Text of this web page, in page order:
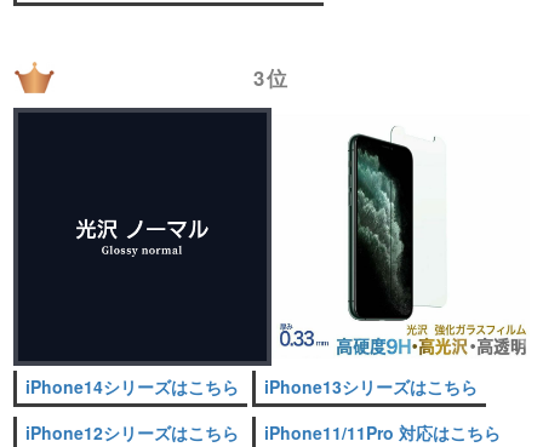
3位
iPhone14シリーズはこちら
iPhone13シリーズはこちら
iPhone12シリーズはこちら
iPhone11/11Pro 対応はこちら